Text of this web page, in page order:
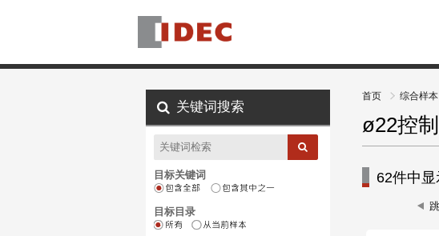
首页 综合样本
ø22控
62件中
关键词搜索
目标关键词
目标目录